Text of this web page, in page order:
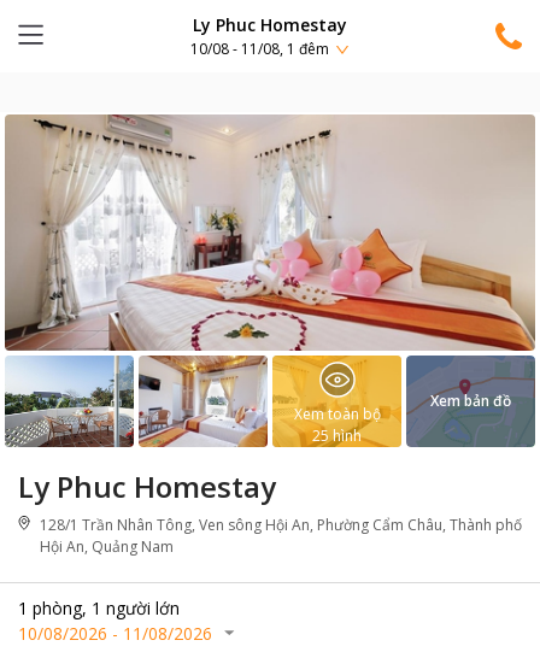
Ly Phuc Homestay
10/08 - 11/08, 1 đêm
Ly Phuc Homestay
128/1 Trần Nhân Tông, Ven sông Hội An, Phường Cẩm Châu, Thành phố
Hội An, Quảng Nam
1 phòng, 1 người lớn
10/08/2026 - 11/08/2026
Xem toàn bộ
25 hình
Xem bản đồ